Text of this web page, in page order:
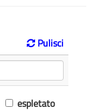
Pulisci
espletato